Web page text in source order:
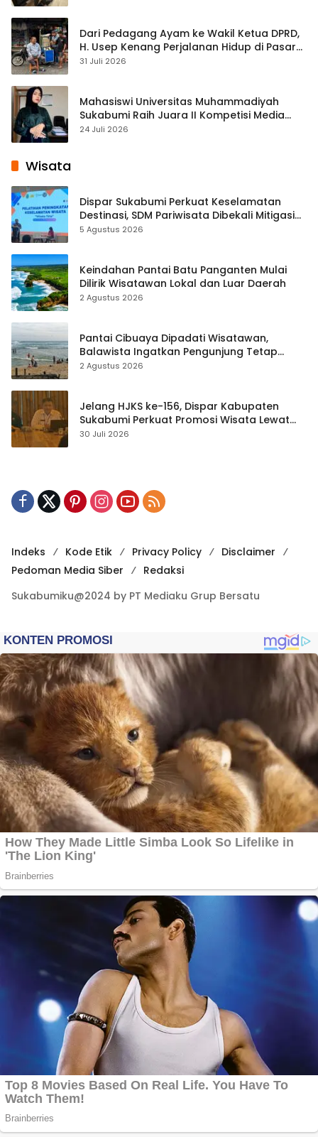
Dari Pedagang Ayam ke Wakil Ketua DPRD,
H. Usep Kenang Perjalanan Hidup di Pasar
Cisaat
31 Juli 2026
Mahasiswi Universitas Muhammadiyah
Sukabumi Raih Juara II Kompetisi Media
Pembelajaran Digital Tingkat Internasional
24 Juli 2026
Wisata
Dispar Sukabumi Perkuat Keselamatan
Destinasi, SDM Pariwisata Dibekali Mitigasi
hingga Teknik Evakuasi
5 Agustus 2026
Keindahan Pantai Batu Panganten Mulai
Dilirik Wisatawan Lokal dan Luar Daerah
2 Agustus 2026
Pantai Cibuaya Dipadati Wisatawan,
Balawista Ingatkan Pengunjung Tetap
Waspada
2 Agustus 2026
Jelang HJKS ke-156, Dispar Kabupaten
Sukabumi Perkuat Promosi Wisata Lewat
Publikasi Digital
30 Juli 2026
Indeks Kode Etik Privacy Policy
Disclaimer
Pedoman Media Siber
Redaksi
Sukabumiku@2024 by PT Mediaku Grup Bersatu